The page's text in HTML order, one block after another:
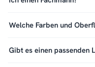
Welche Farben und
Gibt es einen passenden